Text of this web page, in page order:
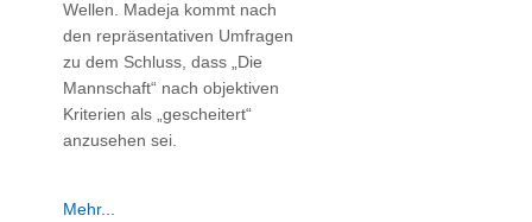
Wellen. Madeja kommt nach
den repräsentativen Umfragen
zu dem Schluss, dass „Die
Mannschaft“ nach objektiven
Kriterien als „gescheitert“
anzusehen sei.
Mehr...